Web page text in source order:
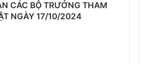
CÁC BỘ TRƯỞNG THAM
NGÀY 17/10/2024